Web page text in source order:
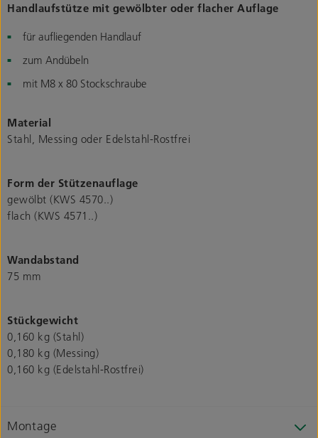
Handlaufstütze mit gewölbter oder flacher Auflage
für aufliegenden Handlauf
zum Andübeln
mit M8 x 80 Stockschraube
Material
Stahl, Messing oder Edelstahl-Rostfrei
Form der Stützenauflage
gewölbt (KWS 4570..)
flach (KWS 4571..)
Wandabstand
75 mm
Stückgewicht
0,160 kg (Stahl)
0,180 kg (Messing)
0,160 kg (Edelstahl-Rostfrei)
Montage